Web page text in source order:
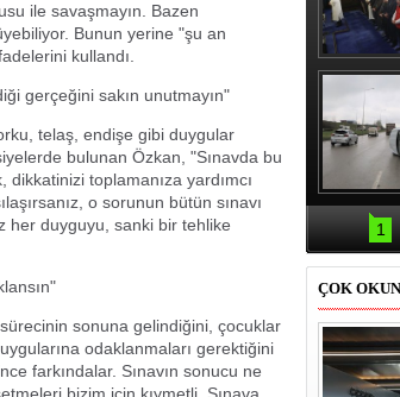
ile savaşmayın. Bazen
Bunun yerine "şu an
kullandı.
gerçeğini sakın unutmayın"
telaş, endişe gibi duygular
bulunan Özkan, "Sınavda bu
toplamanıza yardımcı
o sorunun bütün sınavı
her duyguyu, sanki bir tehlike
sonuna gelindiğini, çocuklar
odaklanmaları gerektiğini
farkındalar. Sınavın sonucu ne
Erbaş,
Veli
teravih
1
ÇOK